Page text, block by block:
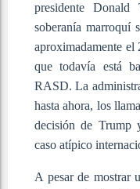
presidente Donald
soberanía marroquí
aproximadamente el
que todavía está
RASD. La
hasta ahora, los
decisión de Trump
caso atípico
A pesar de mostrar